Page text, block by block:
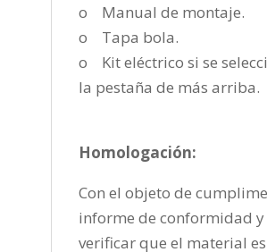
o Manual de montaje.
o Tapa bola.
o Kit eléctrico si se
la pestaña de más arriba.
Homologación:
Con el objeto de
informe de conformidad y
verificar que el material